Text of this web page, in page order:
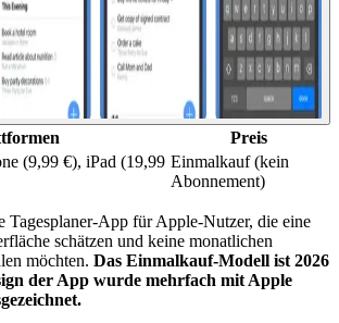
Preis
(9,99 €), iPad (19,99 Einmalkauf (kein
Abonnement)
Tagesplaner-App für Apple-Nutzer, die eine
schätzen und keine monatlichen
möchten. Das Einmalkauf-Modell ist 2026
der App wurde mehrfach mit Apple